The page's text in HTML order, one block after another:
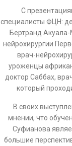
С
специалисты ФЦН:
Бертранд
нейрохирургии
врач-
уроженцы
доктор Саббах,
который
В своих
мнении, что
Суфианова
большие